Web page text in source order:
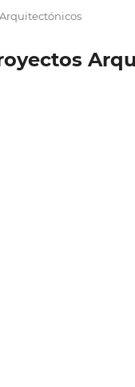
Arquitectónicos